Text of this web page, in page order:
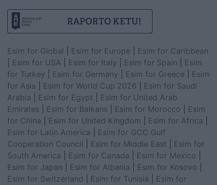
Esim for Global Esim for Europe
Esim for Caribbean
Esim for USA Esim for Italy Esim for Spain
Esim
for Turkey
Esim for Germany Esim for Greece
Esim
for Asia
Esim for World Cup 2026
Esim for Saudi
Arabia
Esim for Egypt
Esim for United Arab
Emirates
Esim for Balkans Esim for Morocco
Esim
for China
Esim for United Kingdom Esim for Africa
Esim for Latin America
Esim for GCC Gulf
Cooperation Council
Esim for Middle East
Esim for
South America
Esim for Canada Esim for Mexico
Esim for Japan
Esim for Albania Esim for Kosovo
Esim for Switzerland
Esim for Tunisia
Esim for